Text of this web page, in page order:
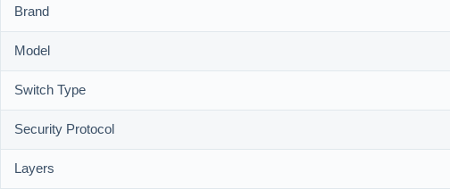
Brand
Model
Switch Type
Security Protocol
Layers